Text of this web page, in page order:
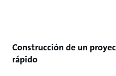
Construcción de un
rápido